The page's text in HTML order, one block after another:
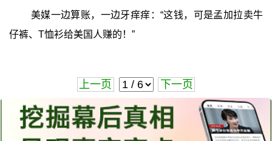
美媒一边算账，一边牙痒痒：“这钱，可是孟加拉卖牛
仔裤、T恤衫给美国人赚的！”
上一页 下一页